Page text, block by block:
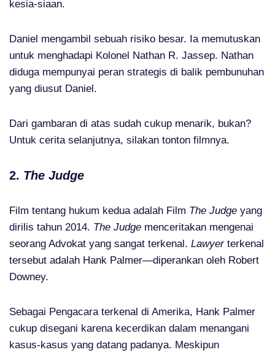
kesia-siaan.
Daniel mengambil sebuah risiko besar. Ia memutuskan
untuk menghadapi Kolonel Nathan R. Jassep. Nathan
diduga mempunyai peran strategis di balik pembunuhan
yang diusut Daniel.
Dari gambaran di atas sudah cukup menarik, bukan?
Untuk cerita selanjutnya, silakan tonton filmnya.
2. The Judge
Film tentang hukum kedua adalah Film The Judge yang
dirilis tahun 2014. The Judge menceritakan mengenai
seorang Advokat yang sangat terkenal. Lawyer terkenal
tersebut adalah Hank Palmer—diperankan oleh Robert
Downey.
Sebagai Pengacara terkenal di Amerika, Hank Palmer
cukup disegani karena kecerdikan dalam menangani
kasus-kasus yang datang padanya. Meskipun